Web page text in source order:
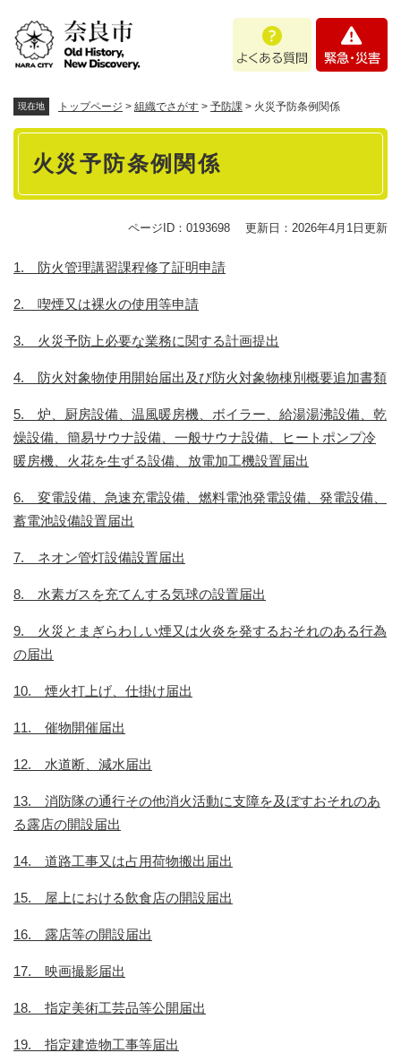
あ
問
・
現在地 トップページ > 組織でさがす > 予防課 > 火災予防条例関係
本
火災予防条例関係
ページID：0193698 更新日：2026年4月1日更新
1. 防火管理講習課程修了証明申請
2. 喫煙又は裸火の使用等申請
3. 火災予防上必要な業務に関する計画提出
4. 防火対象物使用開始届出及び防火対象物棟別概要追加書類
5. 炉、厨房設備、温風暖房機、ボイラー、給湯湯沸設備、乾
燥設備、簡易サウナ設備、一般サウナ設備、ヒートポンプ冷
暖房機、火花を生ずる設備、放電加工機設置届出
6. 変電設備、急速充電設備、燃料電池発電設備、発電設備、
蓄電池設備設置届出
7. ネオン管灯設備設置届出
8. 水素ガスを充てんする気球の設置届出
9. 火災とまぎらわしい煙又は火炎を発するおそれのある行為
の届出
10. 煙火打上げ、仕掛け届出
11. 催物開催届出
12. 水道断、減水届出
13. 消防隊の通行その他消火活動に支障を及ぼすおそれのあ
る露店の開設届出
14. 道路工事又は占用荷物搬出届出
15. 屋上における飲食店の開設届出
16. 露店等の開設届出
17. 映画撮影届出
18. 指定美術工芸品等公開届出
19. 指定建造物工事等届出